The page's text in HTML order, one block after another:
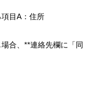
目A：住所
合、**連絡先欄に「同